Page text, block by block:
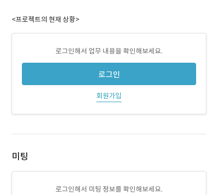
<프로젝트의 현재 상황>
로그인해서 업무 내용을 확인해보세요.
로그인
회원가입
미팅
로그인해서 미팅 정보를 확인해보세요.